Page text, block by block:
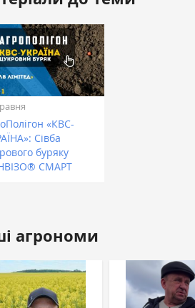
«КВС-
Сівба
буряку
СМАРТ
агрономи